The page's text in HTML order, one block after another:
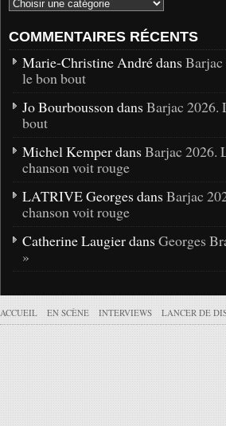
COMMENTAIRES RÉCENTS
Marie-Christine André dans Barjac
le bon bout
Jo Bourbousson dans Barjac 2026.
bout
Michel Kemper dans Barjac 2026.
chanson voit rouge
LATRIVE Georges dans Barjac
chanson voit rouge
Catherine Laugier dans Georges
»
ACCUEIL EN SCÈNE INTERVIEWS LANCER DE